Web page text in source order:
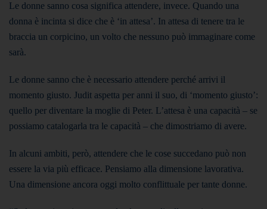
Le donne sanno cosa significa attendere, invece. Quando una
donna è incinta si dice che è ‘in attesa’. In attesa di tenere tra le
braccia un corpicino, un volto che nessuno può immaginare come
sarà.
Le donne sanno che è necessario attendere perché arrivi il
momento giusto. Judit aspetta per anni il suo, di ‘momento giusto’:
quello per diventare la moglie di Peter. L’attesa è una capacità – se
possiamo catalogarla tra le capacità – che dimostriamo di avere.
In alcuni ambiti, però, attendere che le cose succedano può non
essere la via più efficace. Pensiamo alla dimensione lavorativa.
Una dimensione ancora oggi molto conflittuale per tante donne.